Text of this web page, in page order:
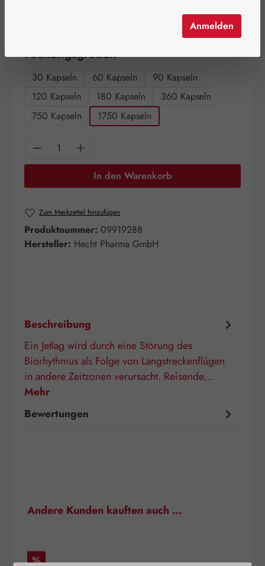
Packungsgrößenauswählen
30 Kapseln 60 Kapseln
90 Kapseln
120 Kapseln
180 Kapseln
360 Kapseln
750 Kapseln
1750 Kapseln
Produkt Anzahl: Gib den gewünschten
In den Warenkorb
Zum Merkzettel hinzufügen
Produktnummer: 09919288
Hersteller: Hecht Pharma GmbH
Beschreibung
Ein Jetlag wird durch eine Störung des
Biorhythmus als Folge von Langstreckenflügen
in andere Zeitzonen verursacht. Reisende…
Mehr
Bewertungen
Produktgalerie überspringen
Andere Kunden kauften auch …
Rabatt
%
Anmelden